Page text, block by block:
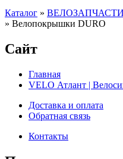
Каталог » ВЕЛОЗАПЧАСТИ
» Велопокрышки DURO
Сайт
Главная
VELO Атлант |
Доставка и оплата
Обратная связь
Контакты